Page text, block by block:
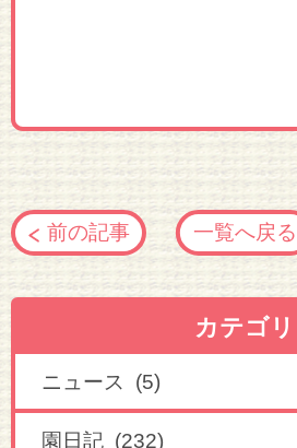
前の記事 一覧へ戻る
カテゴリ
ニュース (5)
園日記 (232)